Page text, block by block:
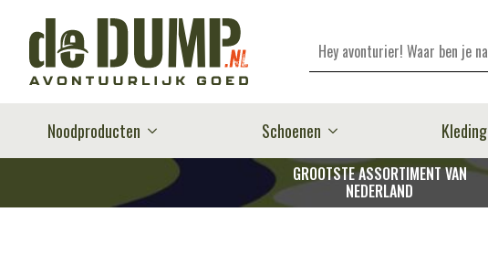
Zoeken
Noodproducten Schoenen Kleding
GROOTSTE ASSORTIMENT VAN
NEDERLAND